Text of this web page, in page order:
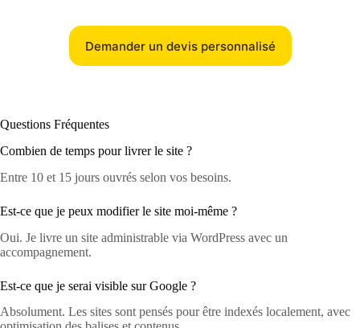
Demander un devis personnalisé
Questions Fréquentes
Combien de temps pour livrer le site ?
Entre 10 et 15 jours ouvrés selon vos besoins.
Est-ce que je peux modifier le site moi-même ?
Oui. Je livre un site administrable via WordPress avec un
accompagnement.
Est-ce que je serai visible sur Google ?
Absolument. Les sites sont pensés pour être indexés localement, avec